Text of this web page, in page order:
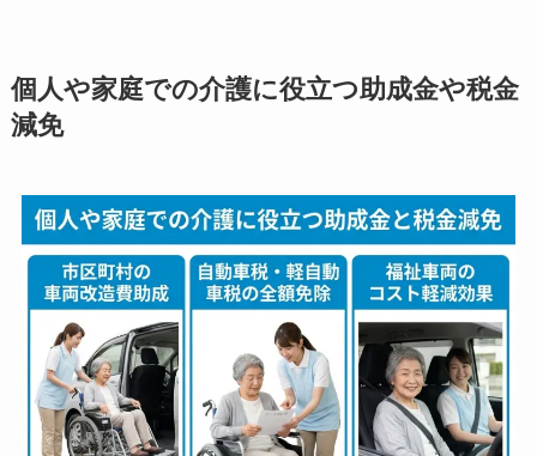
個人や家庭での介護に役立つ助成金や税金
減免